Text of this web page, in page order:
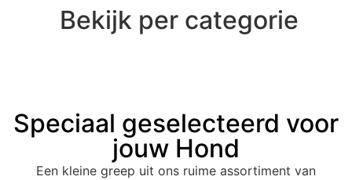
Bekijk per categorie
Speciaal geselecteerd voor
jouw Hond
Een kleine greep uit ons ruime assortiment van